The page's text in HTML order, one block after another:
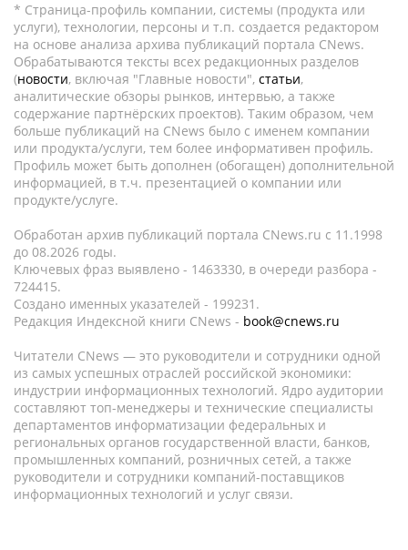
* Страница-профиль компании, системы (продукта или
услуги), технологии, персоны и т.п. создается редактором
на основе анализа архива публикаций портала CNews.
Обрабатываются тексты всех редакционных разделов
(новости, включая "Главные новости", статьи,
аналитические обзоры рынков, интервью, а также
содержание партнёрских проектов). Таким образом, чем
больше публикаций на CNews было с именем компании
или продукта/услуги, тем более информативен профиль.
Профиль может быть дополнен (обогащен) дополнительной
информацией, в т.ч. презентацией о компании или
продукте/услуге.
Обработан архив публикаций портала CNews.ru c 11.1998
до 08.2026 годы.
Ключевых фраз выявлено - 1463330, в очереди разбора -
724415.
Создано именных указателей - 199231.
Редакция Индексной книги CNews - book@cnews.ru
Читатели CNews — это руководители и сотрудники одной
из самых успешных отраслей российской экономики:
индустрии информационных технологий. Ядро аудитории
составляют топ-менеджеры и технические специалисты
департаментов информатизации федеральных и
региональных органов государственной власти, банков,
промышленных компаний, розничных сетей, а также
руководители и сотрудники компаний-поставщиков
информационных технологий и услуг связи.